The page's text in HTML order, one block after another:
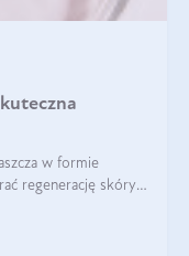
w formie
regenerację skóry i